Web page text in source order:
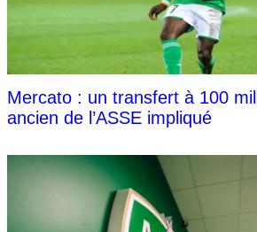
Mercato : un transfert à 100
ancien de l’ASSE impliqué